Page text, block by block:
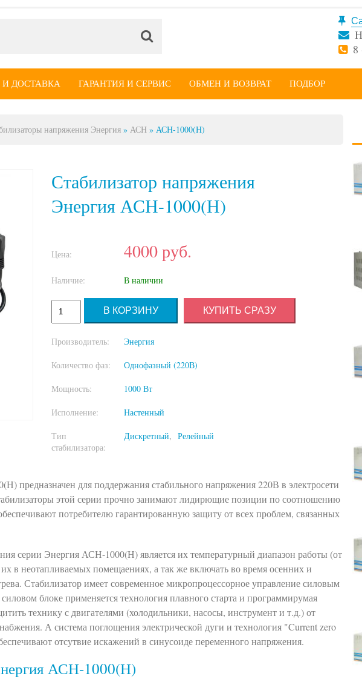
8
ДОСТАВКА ГАРАНТИЯ И СЕРВИС ОБМЕН И ВОЗВРАТ ПОДБОР
напряжения Энергия » АСН » АСН-1000(Н)
Стабилизатор напряжения
Энергия АСН-1000(Н)
Цена: 4000руб.
Наличие: В наличии
КУПИТЬ СРАЗУ
Производитель: Энергия
Количество фаз: Однофазный (220В)
Мощность: 1000 Вт
Исполнение: Настенный
Тип
стабилизатора:
Дискретный Релейный
предназначен для поддержания стабильного напряжения 220В в электросети
этой серии прочно занимают лидирющие позиции по соотношению
потребителю гарантированную защиту от всех проблем, связанных
серии Энергия АСН-1000(Н) является их температурный диапазон работы (от
их в неотапливаемых помещаениях, а так же включать во время осенних и
Стабилизатор имеет современное микропроцессорное управление силовым
блоке применяется технология плавного старта и программирумая
технику с двигателями (холодильники, насосы, инструмент и т.д.) от
А система поглощения электрической дуги и технология "Current zero
отсутвие искажений в синусоиде переменного напряжения.
АСН-1000(Н)